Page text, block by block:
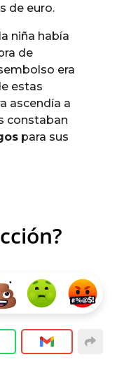
de euro.
niña había
de
era
estas
ascendía a
constaban
para sus